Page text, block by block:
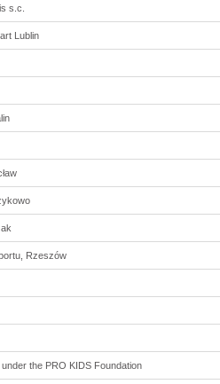
s.c.
Lublin
Rzeszów
the PRO KIDS Foundation